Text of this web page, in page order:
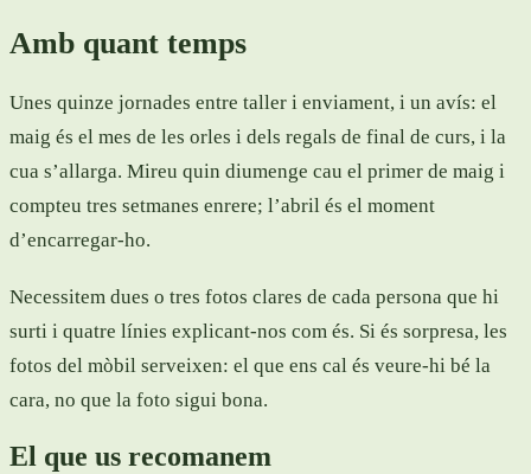
Amb quant temps
Unes quinze jornades entre taller i enviament, i un avís: el
maig és el mes de les orles i dels regals de final de curs, i la
cua s’allarga. Mireu quin diumenge cau el primer de maig i
compteu tres setmanes enrere; l’abril és el moment
d’encarregar-ho.
Necessitem dues o tres fotos clares de cada persona que hi
surti i quatre línies explicant-nos com és. Si és sorpresa, les
fotos del mòbil serveixen: el que ens cal és veure-hi bé la
cara, no que la foto sigui bona.
El que us recomanem